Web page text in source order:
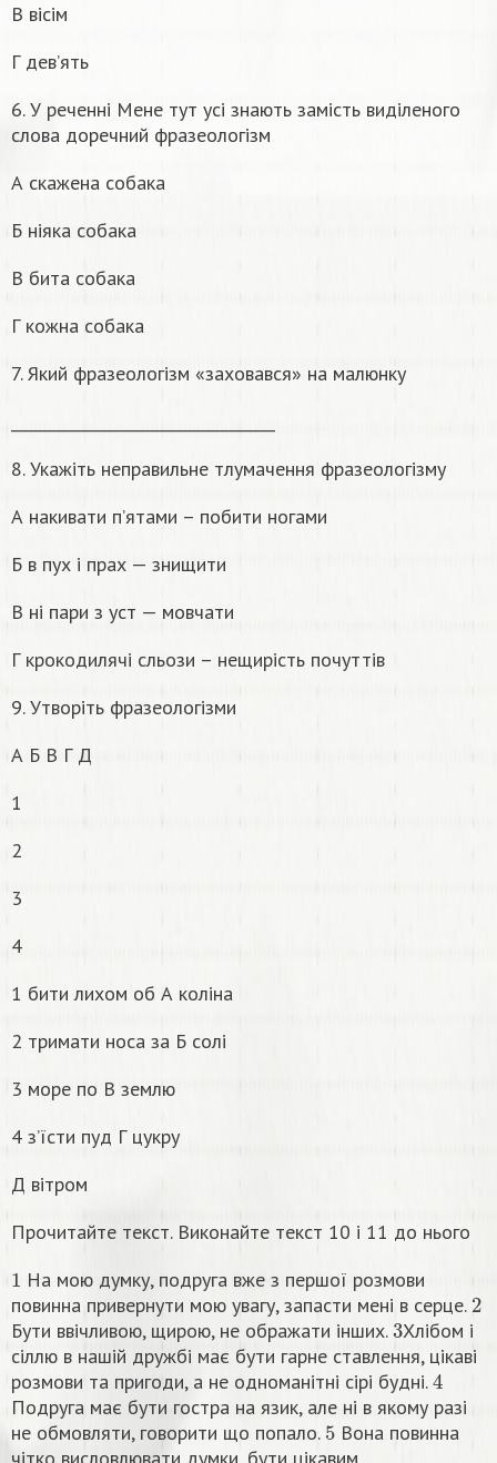
В вісім
Г дев’ять
6. У реченні Мене тут усі знають замість виділеного
слова доречний фразеологізм
А скажена собака
Б ніяка собака
В бита собака
Г кожна собака
7. Який фразеологізм «заховався» на малюнку
8. Укажіть неправильне тлумачення фразеологізму
А накивати п’ятами – побити ногами
Б в пух і прах — знищити
В ні пари з уст — мовчати
Г крокодилячі сльози – нещирість почуттів
9. Утворіть фразеологізми
А Б В Г Д
1
2
3
4
1 бити лихом об А коліна
2 тримати носа за Б солі
3 море по В землю
4 з’їсти пуд Г цукру
Д вітром
Прочитайте текст. Виконайте текст 10 і 11 до нього
1 На мою думку, подруга вже з першої розмови
повинна привернути мою увагу, запасти мені в серце. 2
Бути ввічливою, щирою, не ображати інших. 3Хлібом і
сіллю в нашій дружбі має бути гарне ставлення, цікаві
розмови та пригоди, а не одноманітні сірі будні.4
Подруга має бути гостра на язик, але ні в якому разі
не обмовляти, говорити що попало.5 Вона повинна